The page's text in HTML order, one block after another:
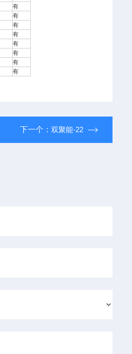
有
有
有
有
有
有
有
有
下一个： 双聚能-22